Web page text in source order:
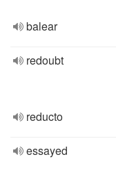
balear
redoubt
reducto
essayed